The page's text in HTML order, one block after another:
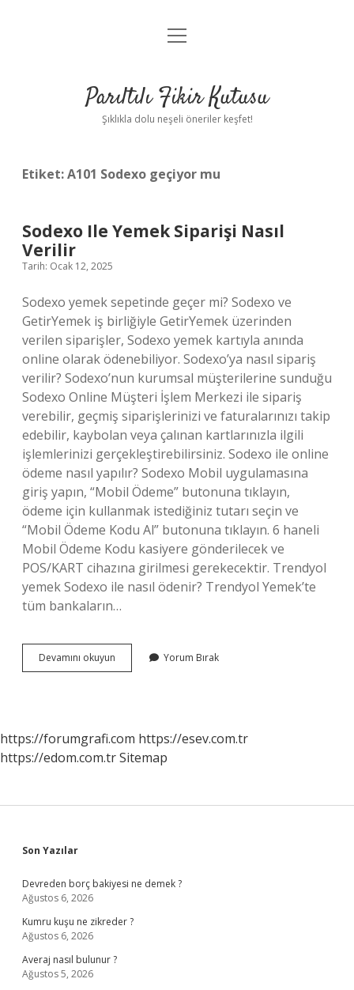
Anasayfa
Yasal Uyarı
menüyü
Parıltılı Fikir Kutusu
Şıklıkla dolu neşeli öneriler keşfet!
Etiket:A101 Sodexo geçiyor mu
Sodexo Ile Yemek Siparişi Nasıl
Verilir
Tarih: Ocak 12, 2025
Sodexo yemek sepetinde geçer mi? Sodexo ve
GetirYemek iş birliğiyle GetirYemek üzerinden
verilen siparişler, Sodexo yemek kartıyla anında
online olarak ödenebiliyor. Sodexo’ya nasıl sipariş
verilir? Sodexo’nun kurumsal müşterilerine sunduğu
Sodexo Online Müşteri İşlem Merkezi ile sipariş
verebilir, geçmiş siparişlerinizi ve faturalarınızı takip
edebilir, kaybolan veya çalınan kartlarınızla ilgili
işlemlerinizi gerçekleştirebilirsiniz. Sodexo ile online
ödeme nasıl yapılır? Sodexo Mobil uygulamasına
giriş yapın, “Mobil Ödeme” butonuna tıklayın,
ödeme için kullanmak istediğiniz tutarı seçin ve
“Mobil Ödeme Kodu Al” butonuna tıklayın. 6 haneli
Mobil Ödeme Kodu kasiyere gönderilecek ve
POS/KART cihazına girilmesi gerekecektir. Trendyol
yemek Sodexo ile nasıl ödenir? Trendyol Yemek’te
tüm bankaların…
Devamını okuyun
Ile
Yorum Bırak
https://forumgrafi.com https://esev.com.tr
https://edom.com.trSitemap
Sidebar
Son Yazılar
Devreden borç bakiyesi ne demek ?
Ağustos 6, 2026
Kumru kuşu ne zikreder ?
Ağustos 6, 2026
Averaj nasıl bulunur ?
Ağustos 5, 2026